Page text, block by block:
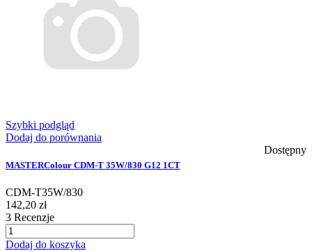
Szybki podgląd
Dodaj do porównania
Dostępny
MASTERColour CDM-T 35W/830 G12 1CT
CDM-T35W/830
142,20 zł
3 Recenzje
Dodaj do koszyka